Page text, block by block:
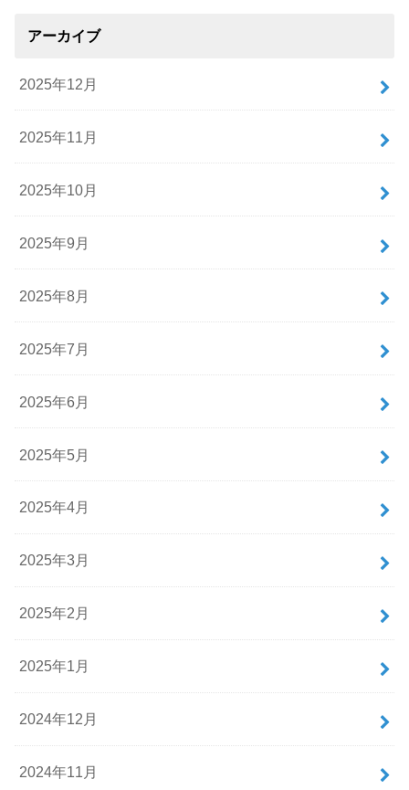
アーカイブ
2025年12月
2025年11月
2025年10月
2025年9月
2025年8月
2025年7月
2025年6月
2025年5月
2025年4月
2025年3月
2025年2月
2025年1月
2024年12月
2024年11月